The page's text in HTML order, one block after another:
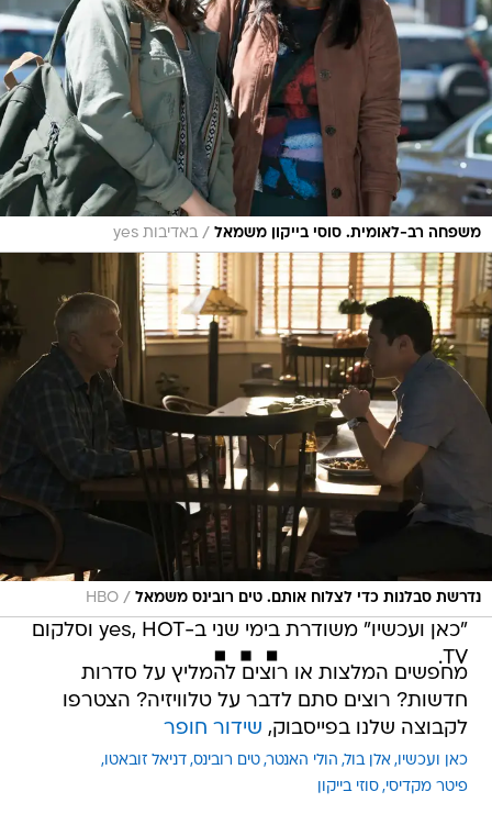
משפחה רב-לאומית. סוסי בייקון משמאל / באדיבות yes
נדרשת סבלנות כדי לצלוח אותם. טים רובינס משמאל /
HBO
"כאן ועכשיו" משודרת בימי שני ב-yes, HOT וסלקום
TV.
מחפשים המלצות או רוצים להמליץ על סדרות
חדשות? רוצים סתם לדבר על טלוויזיה? הצטרפו
לקבוצה שלנו בפייסבוק, שידור חופר
כאן ועכשיו אלן בול הולי האנטר טים רובינס דניאל זובאטו
פיטר מקדיסי סוזי בייקון